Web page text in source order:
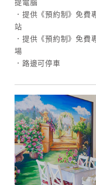
查
訂
房
國
旅
卡
訂
房
提電腦
．提供《預約制》免費
站
．提供《預約制》免費
場
．路邊可停車